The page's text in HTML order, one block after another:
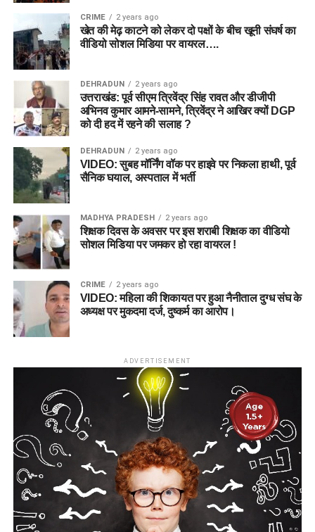
CRIME 2 years ago
खेत की मेढ़ काटने को लेकर दो पक्षों के बीच खूनी संघर्ष का
वीडियो सोशल मिडिया पर वायरल….
DEHRADUN 2 years ago
उत्तराखंड: पूर्व सीएम त्रिवेंद्र सिंह रावत और डीजीपी
अभिनव कुमार आमने-सामने, त्रिवेंद्र ने आखिर क्यों DGP
को दी हद में रहने की सलाह ?
DEHRADUN 2 years ago
VIDEO: सुबह मॉर्निंग वॉक पर हाइवे पर निकला हाथी, पूर्व
सैनिक घयाल, अस्पताल में भर्ती
MADHYA PRADESH 2 years ago
शिक्षक दिवस के अवसर पर इस शराबी शिक्षक का वीडियो
सोशल मिडिया पर जमकर हो रहा वायरल !
CRIME 2 years ago
VIDEO: महिला की शिकायत पर हुआ नैनीताल दुग्ध संघ के
अध्यक्ष पर मुकदमा दर्ज, दुष्कर्म का आरोप।
ADVERTISEMENT